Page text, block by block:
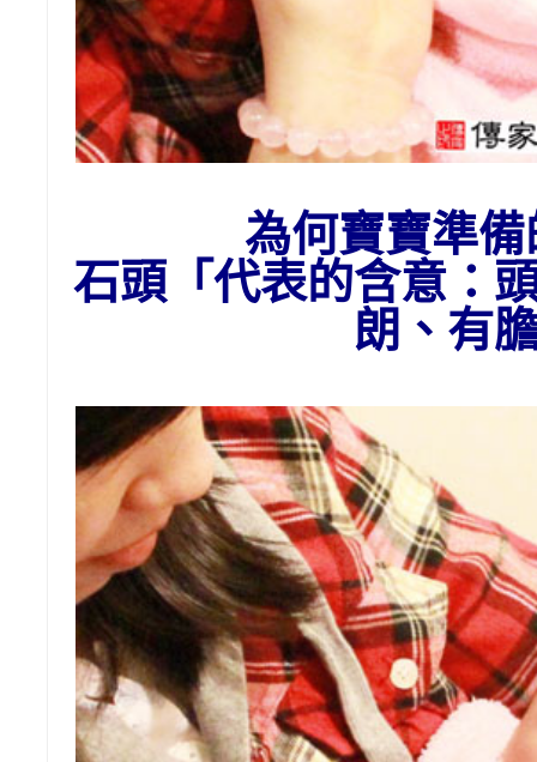
為何寶寶準備
石頭 「代表的含意：
朗、有